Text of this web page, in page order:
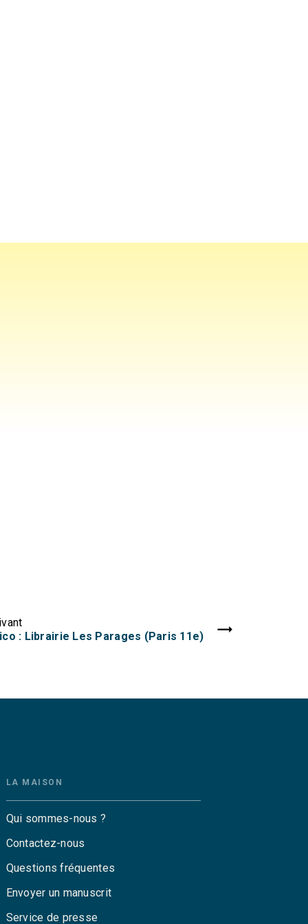
: Librairie Les Parages (Paris 11e)
LA MAISON
Qui sommes-nous ?
Contactez-nous
Questions fréquentes
Envoyer un manuscrit
Service de presse